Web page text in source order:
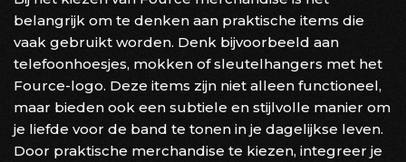
belangrijk om te denken aan praktische items die
vaak gebruikt worden. Denk bijvoorbeeld aan
telefoonhoesjes, mokken of sleutelhangers met het
Fource-logo. Deze items zijn niet alleen functioneel,
maar bieden ook een subtiele en stijlvolle manier om
je liefde voor de band te tonen in je dagelijkse leven.
Door praktische merchandise te kiezen, integreer je